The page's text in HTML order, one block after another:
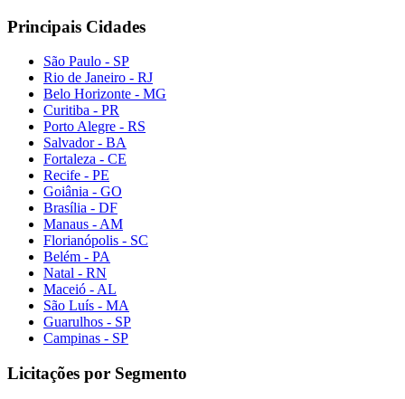
Principais Cidades
São Paulo - SP
Rio de Janeiro - RJ
Belo Horizonte - MG
Curitiba - PR
Porto Alegre - RS
Salvador - BA
Fortaleza - CE
Recife - PE
Goiânia - GO
Brasília - DF
Manaus - AM
Florianópolis - SC
Belém - PA
Natal - RN
Maceió - AL
São Luís - MA
Guarulhos - SP
Campinas - SP
Licitações por Segmento